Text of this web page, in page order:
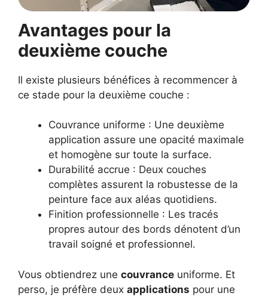
Avantages pour la
deuxième couche
Il existe plusieurs bénéfices à recommencer à
ce stade pour la deuxième couche :
Couvrance uniforme : Une deuxième
application assure une opacité maximale
et homogène sur toute la surface.
Durabilité accrue : Deux couches
complètes assurent la robustesse de la
peinture face aux aléas quotidiens.
Finition professionnelle : Les tracés
propres autour des bords dénotent d’un
travail soigné et professionnel.
Vous obtiendrez une couvrance uniforme. Et
perso, je préfère deux applications pour une